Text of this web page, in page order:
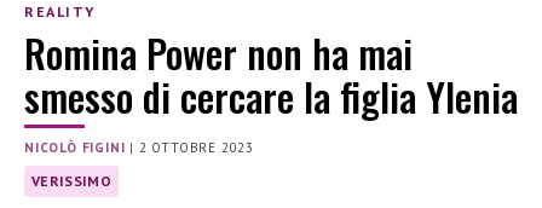
REALITY
Romina Power non ha mai
smesso di cercare la figlia Ylenia
NICOLÒ FIGINI | 2 OTTOBRE 2023
VERISSIMO